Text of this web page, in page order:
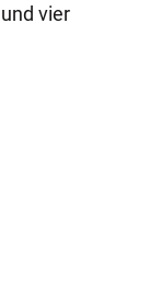
vier